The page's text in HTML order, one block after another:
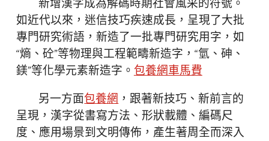
新增漢字成為解碼時期社會風采的符號。
如近代以來，迷信技巧疾速成長，呈現了大批
專門研究術語，新造了一批專門研究用字，如
“熵、砼”等物理與工程範疇新造字，“氫、砷、
鎂”等化學元素新造字。包養網車馬費
另一方面包養網，跟著新技巧、新前言的
呈現，漢字從書寫方法、形狀載體、編碼尺
度、應用場景到文明傳佈，產生著周全而深入